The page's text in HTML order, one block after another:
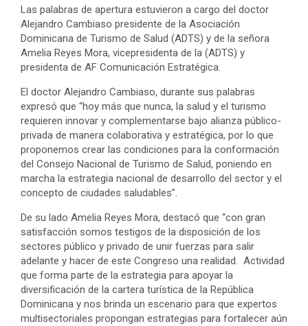
Las palabras de apertura estuvieron a cargo del doctor
Alejandro Cambiaso presidente de la Asociación
Dominicana de Turismo de Salud (ADTS) y de la señora
Amelia Reyes Mora, vicepresidenta de la (ADTS) y
presidenta de AF Comunicación Estratégica.
El doctor Alejandro Cambiaso, durante sus palabras
expresó que “hoy más que nunca, la salud y el turismo
requieren innovar y complementarse bajo alianza público-
privada de manera colaborativa y estratégica, por lo que
proponemos crear las condiciones para la conformación
del Consejo Nacional de Turismo de Salud, poniendo en
marcha la estrategia nacional de desarrollo del sector y el
concepto de ciudades saludables”.
De su lado Amelia Reyes Mora, destacó que “con gran
satisfacción somos testigos de la disposición de los
sectores público y privado de unir fuerzas para salir
adelante y hacer de este Congreso una realidad. Actividad
que forma parte de la estrategia para apoyar la
diversificación de la cartera turística de la República
Dominicana y nos brinda un escenario para que expertos
multisectoriales propongan estrategias para fortalecer aún